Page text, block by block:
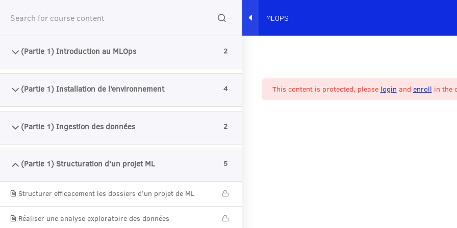
EAZYTRAINING
Accueil Catalogue de cours Machine Learning
MLOPS
(Partie 1) Introduction au MLOps 2
(Partie 1) Installation de l’environnement 4
(Partie 1) Ingestion des données 2
(Partie 1) Structuration d’un projet ML 5
Structurer efficacement les dossiers d’un projet de ML
Réaliser une analyse exploratoire des données
This content is protected, please login and enroll in the
ILS NOUS FONT